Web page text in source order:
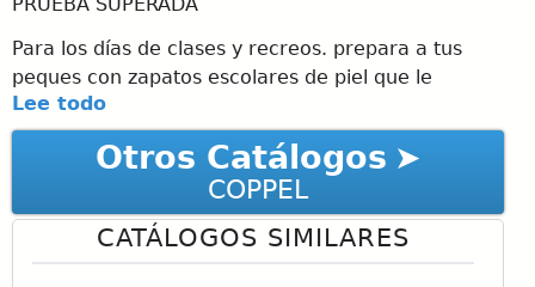
PRUEBA SUPERADA
Para los días de clases y recreos. prepara a tus
peques con zapatos escolares de piel que le
brinden
comodidad y seguridad para sus nuevas aventuras.
Conoce sus características:
PASOS
SEGUROS
Lee todo
Otros Catálogos
COPPEL
CATÁLOGOS SIMILARES